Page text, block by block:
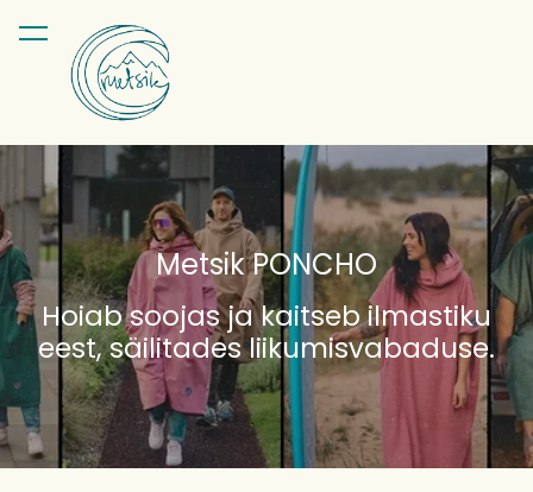
lisati ostukorvi.
Metsik PONCHO
Hoiab soojas ja kaitseb ilmastiku
eest,säilitades liikumisvabaduse.